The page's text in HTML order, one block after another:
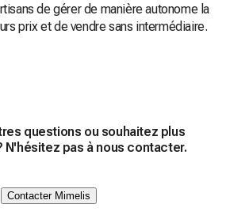
de gérer de manière autonome la
prix et de vendre sans intermédiaire.
questions ou souhaitez plus
N'hésitez pas à nous contacter.
Contacter Mimelis